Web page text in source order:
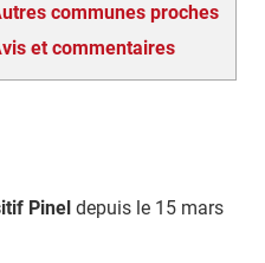
communes proches
et commentaires
Pinel depuis le 15 mars